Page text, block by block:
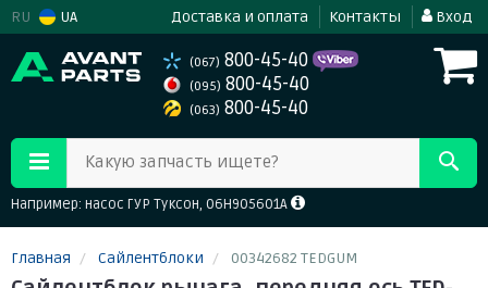
RU UA Доставка и оплата Контакты Вход
(067) 800-45-40
(095) 800-45-40
(063) 800-45-40
Какую запчасть ищете?
Например: насос ГУР Туксон, 06H905601A
Главная Сайлентблоки 00342682 TEDGUM